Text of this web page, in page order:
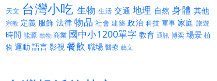
天文 台灣小吃 生物 生活 交通 地理 自然 身體 其他
宗教 定義 服飾 法律物品 社會 建築 政治 科技 軍事 家庭 旅遊
時間 能源 動物 商業 國中小1200單字 教育 通訊 博奕 場景 植
物 運動 語言影視餐飲 職場 醫療 藝文